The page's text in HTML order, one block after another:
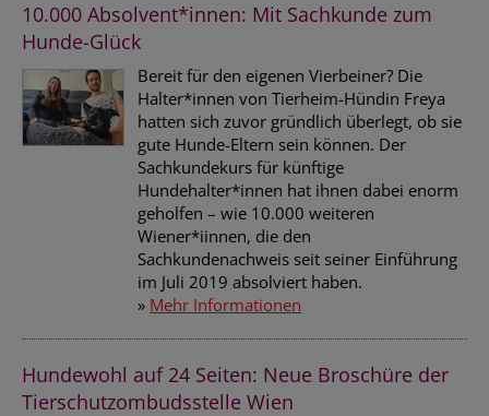
10.000 Absolvent*innen: Mit Sachkunde zum
Hunde-Glück
Bereit für den eigenen Vierbeiner? Die
Halter*innen von Tierheim-Hündin Freya
hatten sich zuvor gründlich überlegt, ob sie
gute Hunde-Eltern sein können. Der
Sachkundekurs für künftige
Hundehalter*innen hat ihnen dabei enorm
geholfen – wie 10.000 weiteren
Wiener*iinnen, die den
Sachkundenachweis seit seiner Einführung
im Juli 2019 absolviert haben.
» Mehr Informationen
Hundewohl auf 24 Seiten: Neue Broschüre der
Tierschutzombudsstelle Wien